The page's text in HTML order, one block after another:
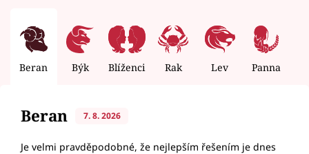
Beran Býk Blíženci Rak Lev Panna
Beran 7. 8. 2026
Je velmi pravděpodobné, že nejlepším řešením je dnes